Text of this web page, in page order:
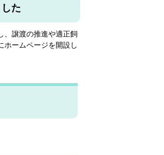
た
譲渡の推進や適正飼
ホームページを開設し